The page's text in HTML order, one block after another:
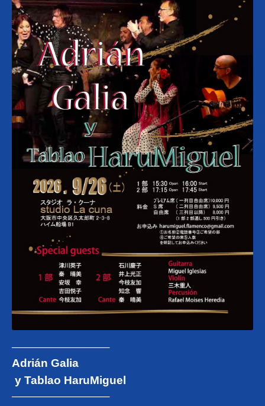
───────────────
Adrián Galia
y Tablao HaruMiguel
───────────────